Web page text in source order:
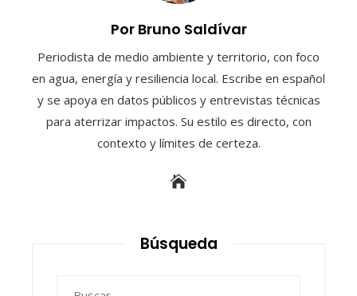
Por Bruno Saldívar
Periodista de medio ambiente y territorio, con foco
en agua, energía y resiliencia local. Escribe en español
y se apoya en datos públicos y entrevistas técnicas
para aterrizar impactos. Su estilo es directo, con
contexto y límites de certeza.
Búsqueda